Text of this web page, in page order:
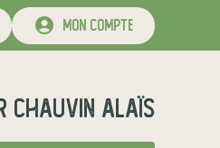
mon compte
Chauvin alaïs